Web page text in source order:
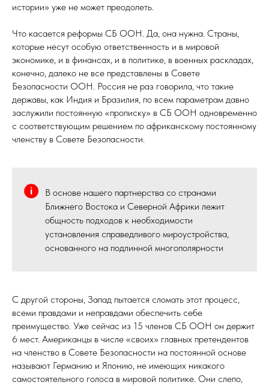
истории» уже не может преодолеть.
Что касается реформы СБ ООН. Да, она нужна. Страны,
которые несут особую ответственность и в мировой
экономике, и в финансах, и в политике, в военных раскладах,
конечно, далеко не все представлены в Совете
Безопасности ООН. Россия не раз говорила, что такие
державы, как Индия и Бразилия, по всем параметрам давно
заслужили постоянную «прописку» в СБ ООН одновременно
с соответствующим решением по африканскому постоянному
членству в Совете Безопасности.
В основе нашего партнерства со странами
Ближнего Востока и Северной Африки лежит
общность подходов к необходимости
установления справедливого мироустройства,
основанного на подлинной многополярности
С другой стороны, Запад пытается сломать этот процесс,
всеми правдами и неправдами обеспечить себе
преимущество. Уже сейчас из 15 членов СБ ООН он держит
6 мест. Американцы в числе «своих» главных претендентов
на членство в Совете Безопасности на постоянной основе
называют Германию и Японию, не имеющих никакого
самостоятельного голоса в мировой политике. Они слепо,